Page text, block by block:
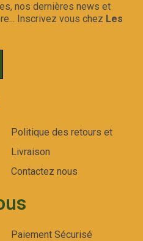
nos dernières news et
Inscrivez vous chez Les
Politique des retours et
Livraison
Contactez nous
Paiement Sécurisé